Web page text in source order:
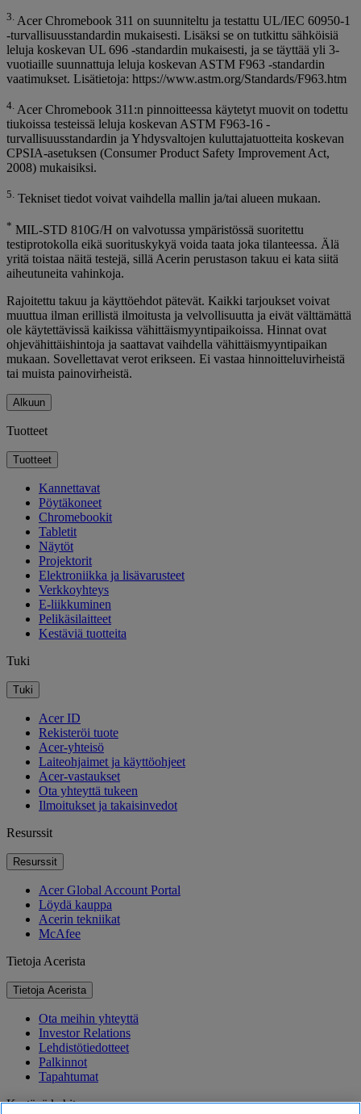
3. Acer Chromebook 311 on suunniteltu ja testattu UL/IEC 60950-1
-turvallisuusstandardin mukaisesti. Lisäksi se on tutkittu sähköisiä
leluja koskevan UL 696 -standardin mukaisesti, ja se täyttää yli 3-
vuotiaille suunnattuja leluja koskevan ASTM F963 -standardin
vaatimukset. Lisätietoja: https://www.astm.org/Standards/F963.htm
4. Acer Chromebook 311:n pinnoitteessa käytetyt muovit on todettu
tiukoissa testeissä leluja koskevan ASTM F963-16 -
turvallisuusstandardin ja Yhdysvaltojen kuluttajatuotteita koskevan
CPSIA-asetuksen (Consumer Product Safety Improvement Act,
2008) mukaisiksi.
5. Tekniset tiedot voivat vaihdella mallin ja/tai alueen mukaan.
* MIL-STD 810G/H on valvotussa ympäristössä suoritettu
testiprotokolla eikä suorituskykyä voida taata joka tilanteessa. Älä
yritä toistaa näitä testejä, sillä Acerin perustason takuu ei kata siitä
aiheutuneita vahinkoja.
Rajoitettu takuu ja käyttöehdot pätevät. Kaikki tarjoukset voivat
muuttua ilman erillistä ilmoitusta ja velvollisuutta ja eivät välttämättä
ole käytettävissä kaikissa vähittäismyyntipaikoissa. Hinnat ovat
ohjevähittäishintoja ja saattavat vaihdella vähittäismyyntipaikan
mukaan. Sovellettavat verot erikseen. Ei vastaa hinnoitteluvirheistä
tai muista painovirheistä.
Alkuun
Tuotteet
Tuotteet
Kannettavat
Pöytäkoneet
Chromebookit
Tabletit
Näytöt
Projektorit
Elektroniikka ja lisävarusteet
Verkkoyhteys
E-liikkuminen
Pelikäsilaitteet
Kestäviä tuotteita
Tuki
Tuki
Acer ID
Rekisteröi tuote
Acer-yhteisö
Laiteohjaimet ja käyttöohjeet
Acer-vastaukset
Ota yhteyttä tukeen
Ilmoitukset ja takaisinvedot
Resurssit
Resurssit
Acer Global Account Portal
Löydä kauppa
Acerin tekniikat
McAfee
Tietoja Acerista
Tietoja Acerista
Ota meihin yhteyttä
Investor Relations
Lehdistötiedotteet
Palkinnot
Tapahtumat
Kestävä kehitys